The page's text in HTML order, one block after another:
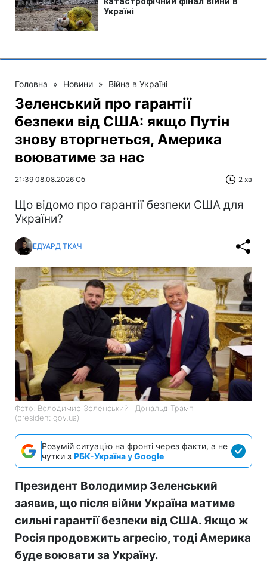
Головна » Новини » Війна в Україні
Зеленський про гарантії
безпеки від США: якщо Путін
знову вторгнеться, Америка
воюватиме за нас
21:39 08.08.2026 Сб 2 хв
Що відомо про гарантії безпеки США для
України?
ЕДУАРД ТКАЧ
Фото: Володимир Зеленський і Дональд Трамп
(president.gov.ua)
Розумій ситуацію на фронті через факти, а не
чутки з РБК-Україна у Google
Президент Володимир Зеленський
заявив, що після війни Україна матиме
сильні гарантії безпеки від США. Якщо ж
Росія продовжить агресію, тоді Америка
буде воювати за Україну.